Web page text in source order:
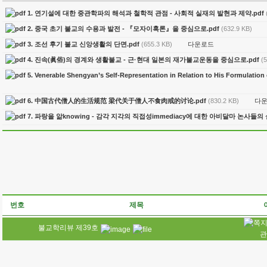
1. 연기설에 대한 중관학파의 해석과 철학적 관점 - 사회적 실재의 발현과 제약.pdf
2. 중국 초기 불교의 수용과 발전 - 『모자이혹론』을 중심으로.pdf (632.9 KB)
3. 조선 후기 불교 신앙생활의 단면.pdf (655.3 KB) 다운로드
4. 진속(眞俗)의 경계와 생활불교 - 근·현대 일본의 재가불교운동을 중심으로.pdf
5. Venerable Shengyan’s Self-Representation in Relation to His
6. 中国古代僧人的生活规范 梁代关于僧人不食肉戒的讨论.pdf (830.2 KB) 다
7. 파랑을 앎knowing - 감각 지각의 직접성immediacy에 대한 아비달마 논사들
번호 제목
불교학리뷰 제39호